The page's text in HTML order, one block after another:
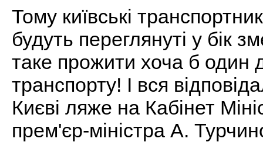
Тому київські
будуть переглянуті у бік
таке прожити хоча б один
транспорту! І вся
Києві ляже на Кабінет
прем'єр-міністра А.